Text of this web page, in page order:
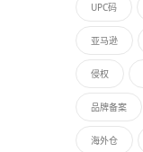
UPC码
亚马逊
侵权
品牌备案
海外仓